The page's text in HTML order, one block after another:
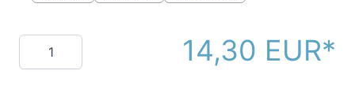
Menge 14,30 EUR